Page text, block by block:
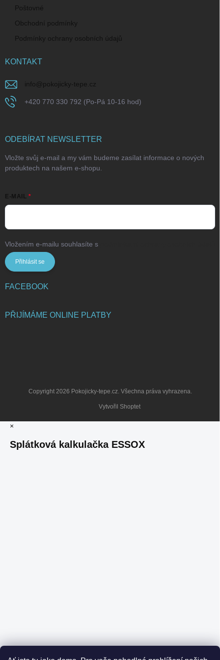
Poštovné
Obchodní podmínky
Podmínky ochrany osobních údajů
KONTAKT
info @pokojicky-tepe.cz
+420 770 330 792 (Po-Pá 10-16 hod)
ODEBÍRAT NEWSLETTER
Vložte svůj e-mail a my vám budeme zasílat informace o nových
produktech na našem e-shopu.
E-MAIL
Vložením e-mailu souhlasíte s
Přihlásit se
FACEBOOK
PŘIJÍMÁME ONLINE PLATBY
Vytvořil Shoptet
Copyright 2026 Pokojicky-tepe.cz. Všechna práva vyhrazena.
×
Splátková kalkulačka ESSOX